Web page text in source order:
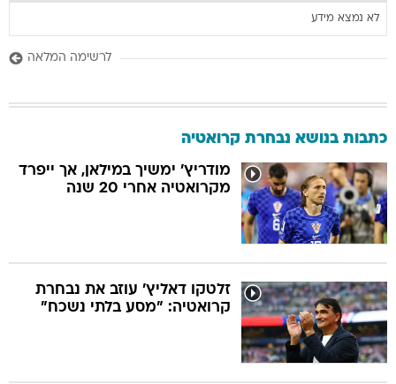
לא נמצא מידע
לרשימה המלאה
כתבות בנושא נבחרת קרואטיה
מודריץ' ימשיך במילאן, אך ייפרד
מקרואטיה אחרי 20 שנה
זלטקו דאליץ' עוזב את נבחרת
קרואטיה: "מסע בלתי נשכח"